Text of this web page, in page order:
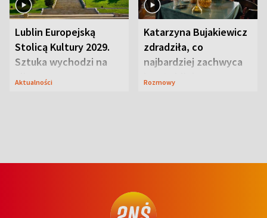
Lublin Europejską
Stolicą Kultury 2029.
Sztuka wychodzi na
ulice
Aktualności
Katarzyna Bujakiewicz
zdradziła, co
najbardziej zachwyca
ją w Lublinie
Rozmowy